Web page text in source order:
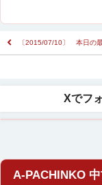
〔2015/07/10〕 本日の
A-PACHINKO